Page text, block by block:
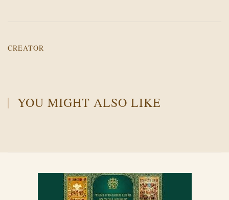
CREATOR
YOU MIGHT ALSO LIKE